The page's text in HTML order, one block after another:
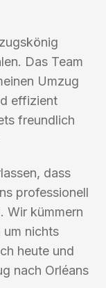
Das Team
Umzug
effizient
freundlich
dass
professionell
Wir kümmern
um nichts
heute und
nach Orléans